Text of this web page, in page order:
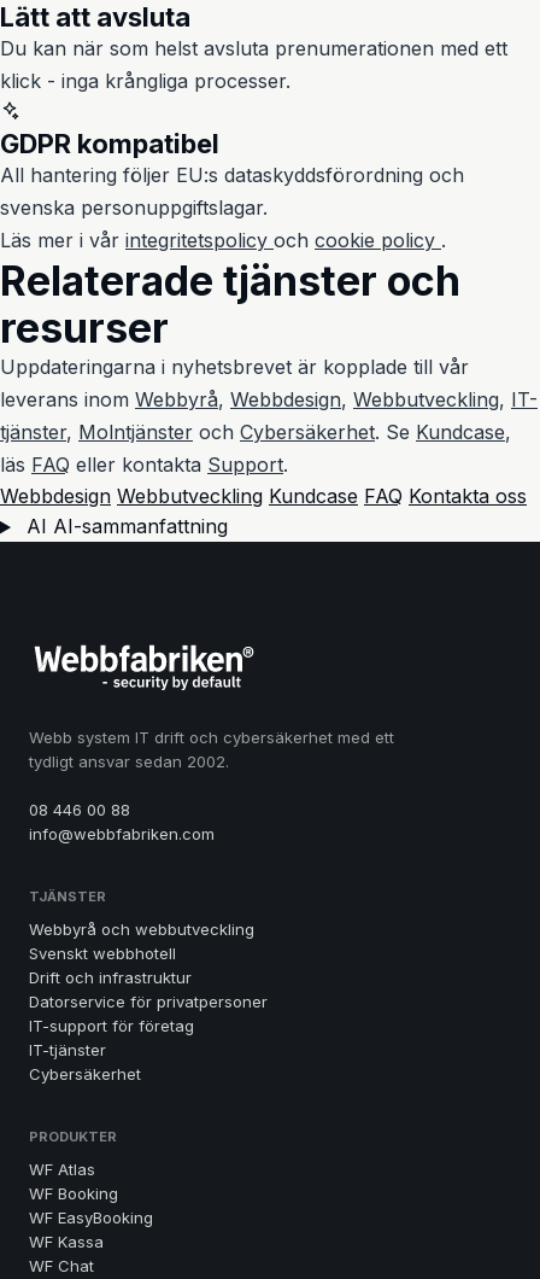
Lätt att avsluta
Du kan när som helst avsluta prenumerationen med ett
klick - inga krångliga processer.
GDPR kompatibel
All hantering följer EU:s dataskyddsförordning och
svenska personuppgiftslagar.
Läs mer i vår integritetspolicy och cookie policy .
Relaterade tjänster och
resurser
Uppdateringarna i nyhetsbrevet är kopplade till vår
leverans inom Webbyrå, Webbdesign, Webbutveckling, IT-
tjänster, Molntjänster och Cybersäkerhet. Se Kundcase,
läs FAQ eller kontakta Support.
Webbdesign Webbutveckling Kundcase FAQ Kontakta oss
AI AI-sammanfattning
Webb system IT drift och cybersäkerhet med ett
tydligt ansvar sedan 2002.
08 446 00 88
info@webbfabriken.com
TJÄNSTER
Webbyrå och webbutveckling
Svenskt webbhotell
Drift och infrastruktur
Datorservice för privatpersoner
IT-support för företag
IT-tjänster
Cybersäkerhet
PRODUKTER
WF Atlas
WF Booking
WF EasyBooking
WF Kassa
WF Chat